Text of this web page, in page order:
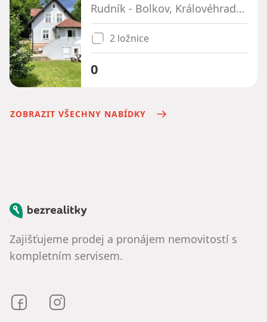
Rudník - Bolkov, Královéhradecký kraj
2 ložnice
0
ZOBRAZIT VŠECHNY NABÍDKY
Bezrealitky
Zajišťujeme prodej a pronájem nemovitostí s
kompletním servisem.
Bezrealitky na Facebooku